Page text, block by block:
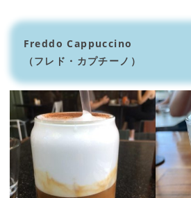
Freddo Cappuccino
（フレド・カプチーノ）